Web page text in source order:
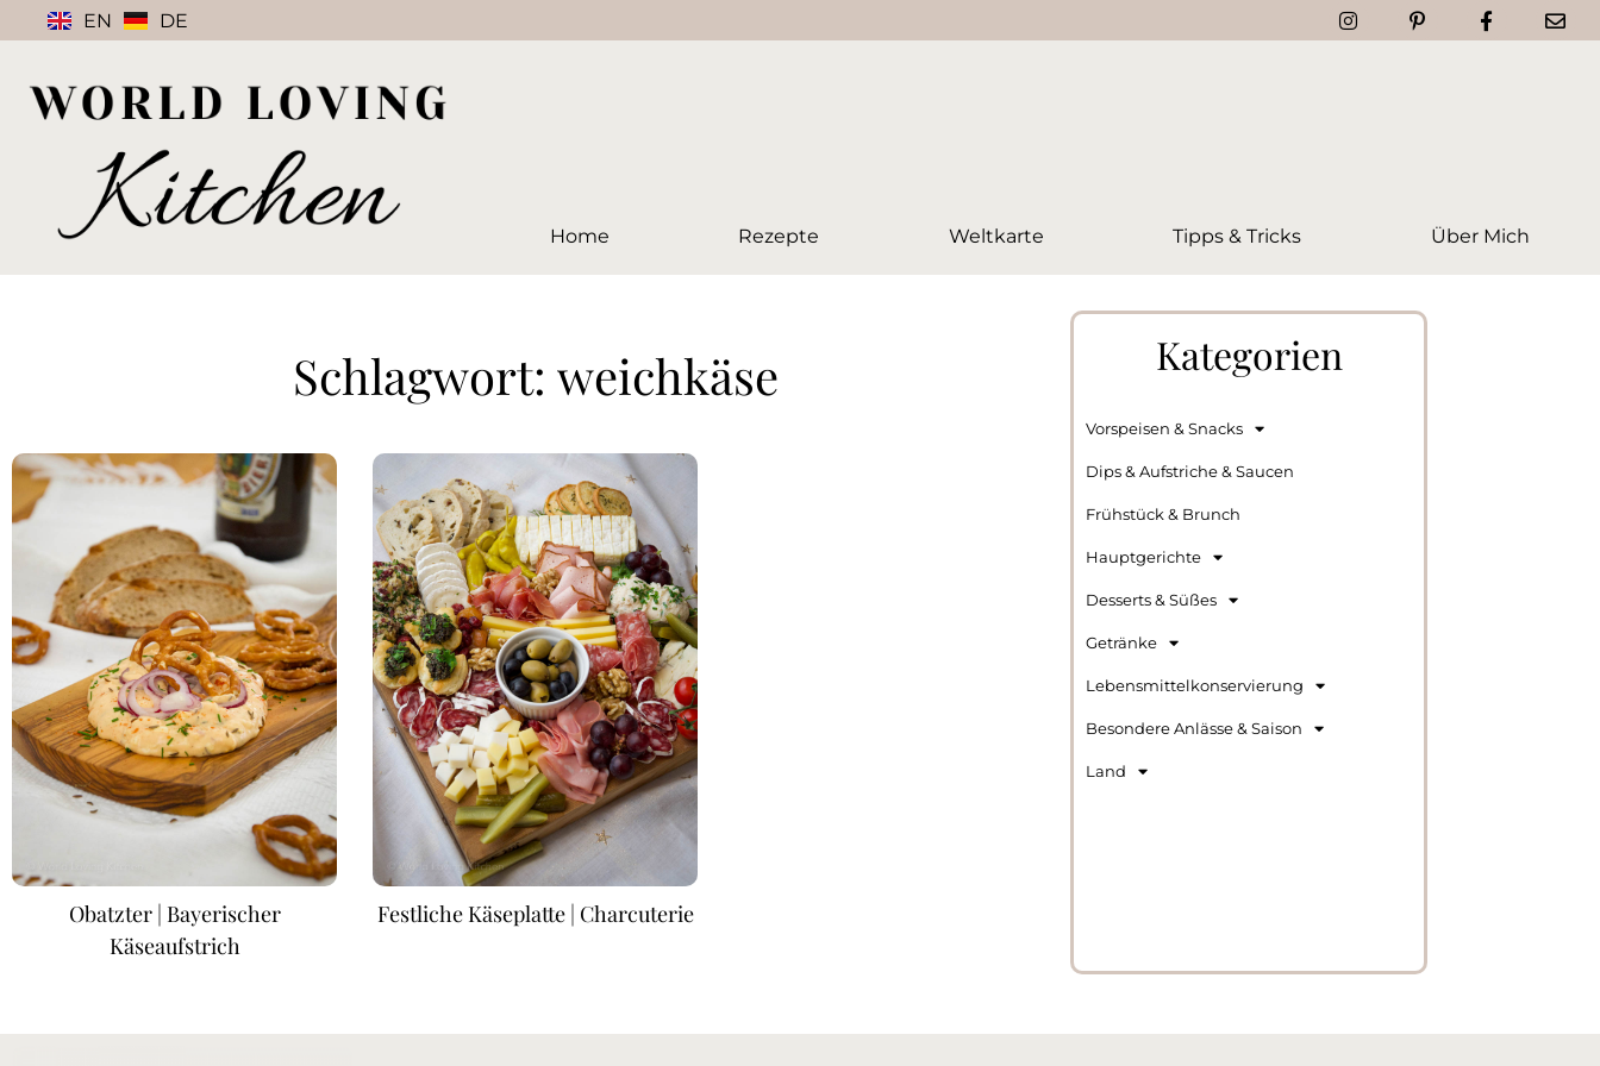
EN DE
Home Rezepte Weltkarte Tipps & Tricks Über Mich
Schlagwort: weichkäse
Obatzter | Bayerischer
Käseaufstrich
Festliche Käseplatte | Charcuterie
Kategorien
Vorspeisen & Snacks
Dips & Aufstriche & Saucen
Frühstück & Brunch
Hauptgerichte
Desserts & Süßes
Getränke
Lebensmittelkonservierung
Besondere Anlässe & Saison
Land